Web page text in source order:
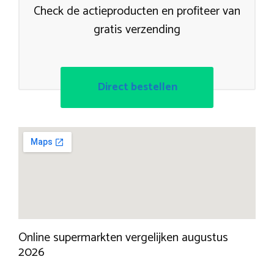
Check de actieproducten en profiteer van
gratis verzending
Direct bestellen
Online supermarkten vergelijken augustus
2026